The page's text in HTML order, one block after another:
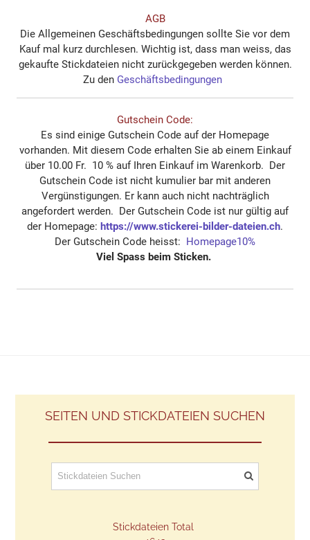
AGB
Die Allgemeinen Geschäftsbedingungen sollte Sie vor dem
Kauf mal kurz durchlesen. Wichtig ist, dass man weiss, das
gekaufte Stickdateien nicht zurückgegeben werden können.
Zu den Geschäftsbedingungen
Gutschein Code:
Es sind einige Gutschein Code auf der Homepage
vorhanden. Mit diesem Code erhalten Sie ab einem Einkauf
über 10.00 Fr. 10 % auf Ihren Einkauf im Warenkorb. Der
Gutschein Code ist nicht kumulier bar mit anderen
Vergünstigungen. Er kann auch nicht nachträglich
angefordert werden. Der Gutschein Code ist nur gültig auf
der Homepage: https://www.stickerei-bilder-dateien.ch.
Der Gutschein Code heisst: Homepage10%
Viel Spass beim Sticken.
SEITEN UND STICKDATEIEN SUCHEN
Stickdateien Total